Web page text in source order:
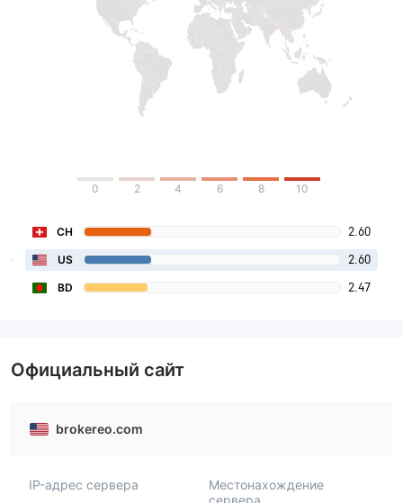
0 2 4 6 8 10
CH 2.60
US 2.60
BD 2.47
Официальный сайт
brokereo.com
IP-адрес сервера
Местонахождение
сервера